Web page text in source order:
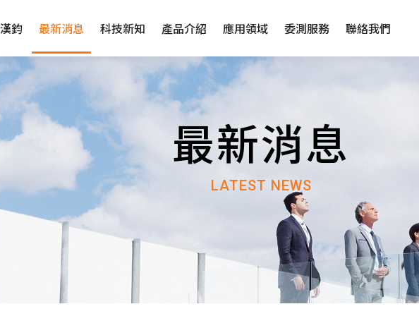
鈞 最新消息 科技新知 產品介紹 應用領域 委測服務 聯絡我們
最新消息
LATEST NEWS